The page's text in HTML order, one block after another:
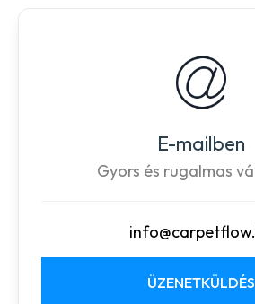
E-mailben
Gyors és rugalmas
ÜZENETKÜLDÉS